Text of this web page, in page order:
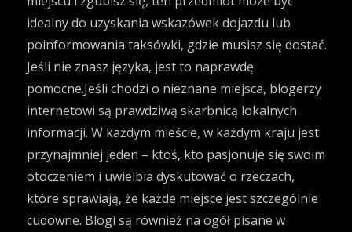
idealny do uzyskania wskazówek dojazdu lub
poinformowania taksówki, gdzie musisz się dostać.
Jeśli nie znasz języka, jest to naprawdę
pomocne.Jeśli chodzi o nieznane miejsca, blogerzy
internetowi są prawdziwą skarbnicą lokalnych
informacji. W każdym mieście, w każdym kraju jest
przynajmniej jeden – ktoś, kto pasjonuje się swoim
otoczeniem i uwielbia dyskutować o rzeczach,
które sprawiają, że każde miejsce jest szczególnie
cudowne. Blogi są również na ogół pisane w